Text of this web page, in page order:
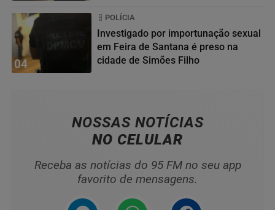
04
POLÍCIA
Investigado por importunação sexual
em Feira de Santana é preso na
cidade de Simões Filho
NOSSAS NOTÍCIAS
NO CELULAR
Receba as notícias do 95 FM no seu app
favorito de mensagens.